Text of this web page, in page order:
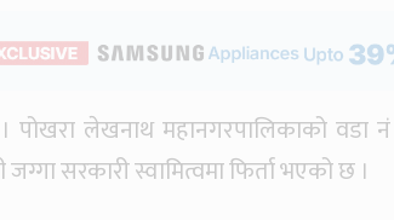
पोखरा लेखनाथ महानगरपालिकाको वडा नं
सरकारी स्वामित्वमा फिर्ता भएको छ ।